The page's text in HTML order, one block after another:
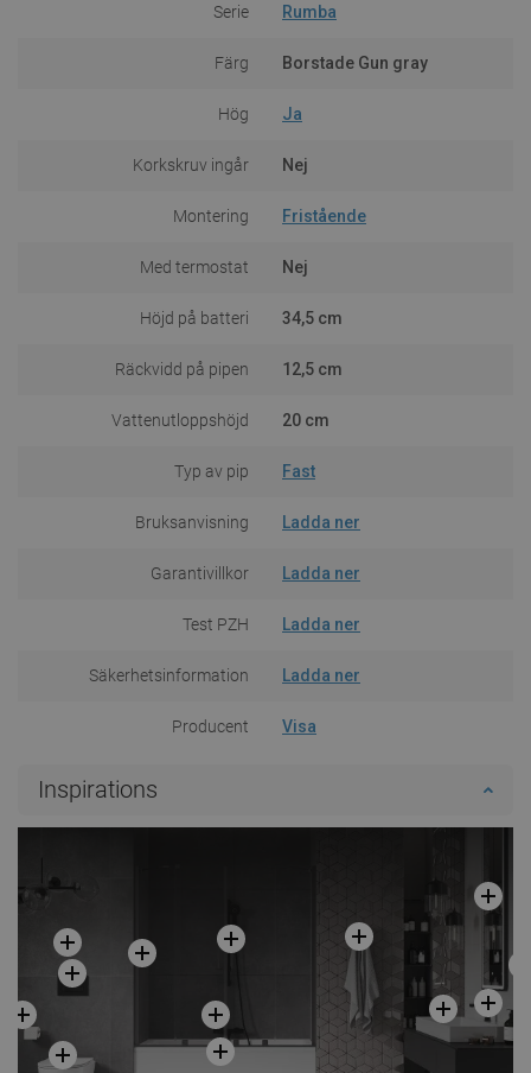
Serie Rumba
Färg Borstade Gun gray
Hög Ja
Korkskruv ingår Nej
Montering Fristående
Med termostat Nej
Höjd på batteri 34,5 cm
Räckvidd på pipen 12,5 cm
Vattenutloppshöjd 20 cm
Typ av pip Fast
Bruksanvisning Ladda ner
Garantivillkor Ladda ner
Test PZH Ladda ner
Säkerhetsinformation Ladda ner
Producent Visa
Inspirations